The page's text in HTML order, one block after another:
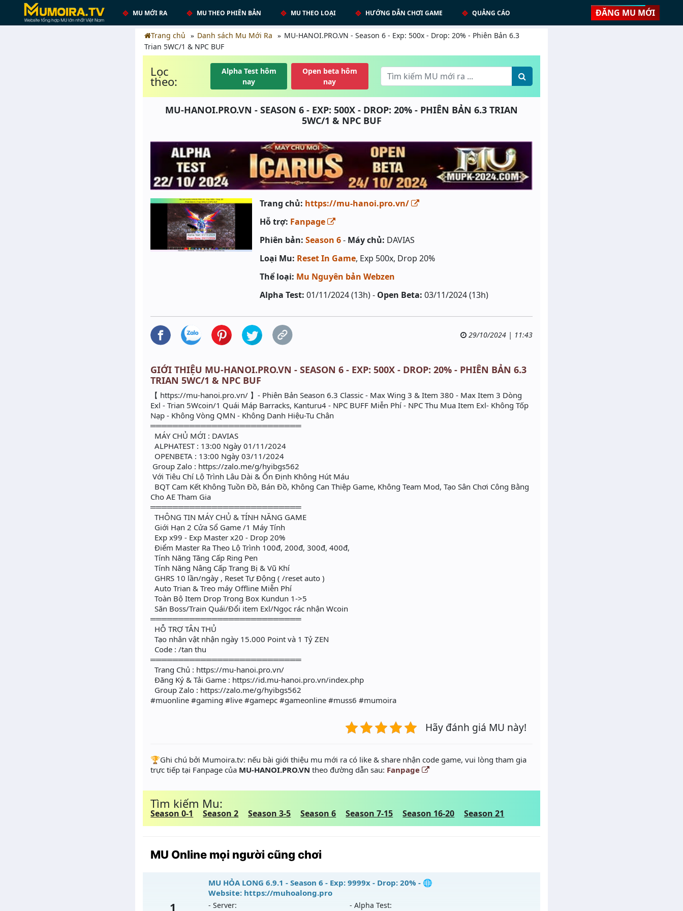
MU MỚI RA MU THEO PHIÊN BẢN MU THEO LOẠI HƯỚNG DẪN CHƠI GAME QUẢNG CÁO ĐĂNG MU MỚI
Trang chủ Danh sách Mu Mới Ra
MU-HANOI.PRO.VN - Season 6 - Exp: 500x - Drop: 20% - Phiên Bản 6.3
Trian 5WC/1 & NPC BUF
Lọc
theo:
Alpha Test hôm
nay
Open beta hôm
nay
MU-HANOI.PRO.VN - SEASON 6 - EXP: 500X - DROP: 20% - PHIÊN BẢN 6.3 TRIAN
5WC/1 & NPC BUF
Trang chủ: https://mu-hanoi.pro.vn/
Hỗ trợ: Fanpage
Phiên bản: Season 6- Máy chủ: DAVIAS
Loại Mu: Reset In Game, Exp 500x, Drop 20%
Thể loại: Mu Nguyên bản Webzen
Alpha Test: 01/11/2024 (13h) - Open Beta: 03/11/2024 (13h)
29/10/2024 | 11:43
GIỚI THIỆU MU-HANOI.PRO.VN - SEASON 6 - EXP: 500X - DROP: 20% - PHIÊN BẢN 6.3
TRIAN 5WC/1 & NPC BUF
【 https://mu-hanoi.pro.vn/ 】- Phiên Bản Season 6.3 Classic - Max Wing 3 & Item 380 - Max Item 3 Dòng
Exl - Trian 5Wcoin/1 Quái Máp Barracks, Kanturu4 - NPC BUFF Miễn Phí - NPC Thu Mua Item Exl- Không Tốp
Nạp - Không Vòng QMN - Không Danh Hiệu-Tu Chân
═══════════════════════════
MÁY CHỦ MỚI : DAVIAS
ALPHATEST : 13:00 Ngày 01/11/2024
OPENBETA : 13:00 Ngày 03/11/2024
Group Zalo : https://zalo.me/g/hyibgs562
Với Tiêu Chí Lộ Trình Lâu Dài & Ổn Định Không Hút Máu
BQT Cam Kết Không Tuồn Đồ, Bán Đồ, Không Can Thiệp Game, Không Team Mod, Tạo Sân Chơi Công Bằng
Cho AE Tham Gia
═══════════════════════════
THÔNG TIN MÁY CHỦ & TÍNH NĂNG GAME
Giới Hạn 2 Cửa Sổ Game /1 Máy Tính
Exp x99 - Exp Master x20 - Drop 20%
Điểm Master Ra Theo Lộ Trình 100đ, 200đ, 300đ, 400đ,
Tính Năng Tăng Cấp Ring Pen
Tính Năng Nâng Cấp Trang Bị & Vũ Khí
GHRS 10 lần/ngày , Reset Tự Động ( /reset auto )
Auto Trian & Treo máy Offline Miễn Phí
Toàn Bộ Item Drop Trong Box Kundun 1->5
Săn Boss/Train Quái/Đổi item Exl/Ngọc rác nhận Wcoin
═══════════════════════════
HỖ TRỢ TÂN THỦ
Tạo nhân vật nhận ngày 15.000 Point và 1 Tỷ ZEN
️ Code : /tan thu
═══════════════════════════
Trang Chủ : https://mu-hanoi.pro.vn/
️ Đăng Ký & Tải Game : https://id.mu-hanoi.pro.vn/index.php
️ Group Zalo : https://zalo.me/g/hyibgs562
#muonline #gaming #live #gamepc #gameonline #muss6 #mumoira
Hãy đánh giá MU này!
️🏆Ghi chú bởi Mumoira.tv: nếu bài giới thiệu mu mới ra có like & share nhận code game, vui lòng tham gia
trực tiếp tại Fanpage của MU-HANOI.PRO.VN theo đường dẫn sau: Fanpage
Tìm kiếm Mu:
Season 0-1 Season 2 Season 3-5 Season 6 Season 7-15 Season 16-20 Season 21
MU Online mọi người cũng chơi
1
MU HỎA LONG 6.9.1 - Season 6 - Exp: 9999x - Drop: 20% - 🌐
Website: https://muhoalong.pro
- Server:
- Alpha Test: